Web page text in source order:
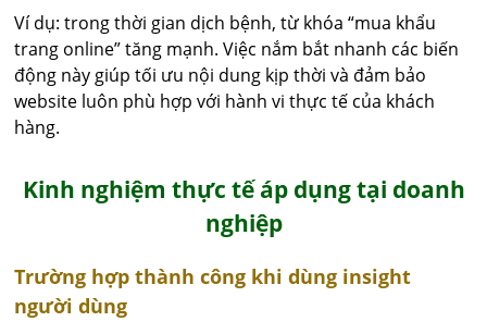
Ví dụ: trong thời gian dịch bệnh, từ khóa “mua khẩu
trang online” tăng mạnh. Việc nắm bắt nhanh các biến
động này giúp tối ưu nội dung kịp thời và đảm bảo
website luôn phù hợp với hành vi thực tế của khách
hàng.
Kinh nghiệm thực tế áp dụng tại doanh
nghiệp
Trường hợp thành công khi dùng insight
người dùng